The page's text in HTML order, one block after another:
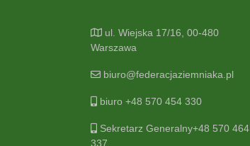
ul. Wiejska 17/16, 00-480
Warszawa
biuro@federacjaziemniaka.pl
biuro +48 570 454 330
Sekretarz Generalny+48 570 464
337